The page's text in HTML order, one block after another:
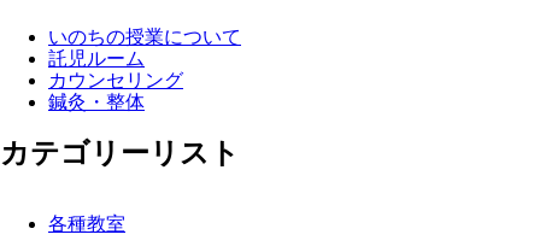
いのちの授業について
託児ルーム
カウンセリング
鍼灸・整体
カテゴリーリスト
各種教室